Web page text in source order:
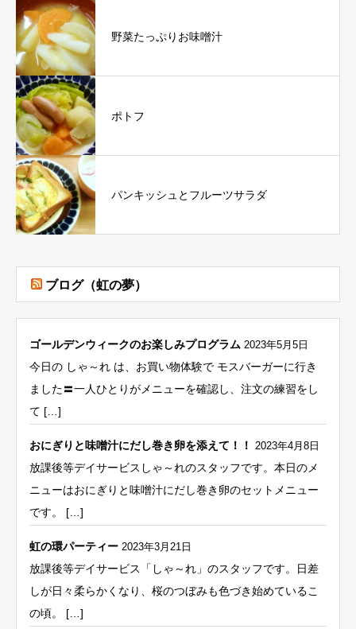
野菜たっぷりお味噌汁
ポトフ
パンキッシュとフルーツサラダ
ブログ（虹の夢）
ゴールデンウィークのお楽しみプログラム 2023年5月5日
今日の しゃ～れ は、お買い物体験で モスバーガーに行き
ました〓一人ひとりがメニューを確認し、注文の練習をし
て […]
おにぎりと味噌汁にだし巻き卵を添えて！！ 2023年4月8日
放課後等デイサービスしゃ～れのスタッフです。本日のメ
ニューはおにぎりと味噌汁にだし巻き卵のセットメニュー
です。 […]
虹の環パーティー 2023年3月21日
放課後等デイサービス「しゃ～れ」のスタッフです。日差
しが日々柔らかくなり、桜のつぼみも色づき始めているこ
の頃。 […]